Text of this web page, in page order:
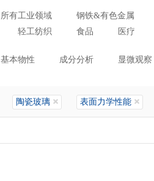
所有工业领域
钢铁&有色金属
轻工纺织 食品 医疗
基本物性 成分分析 显微观察
陶瓷玻璃 表面力学性能